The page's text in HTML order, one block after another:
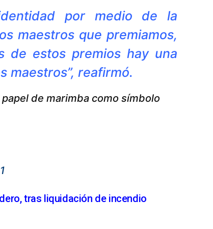
por medio de la
maestros que premiamos,
de estos premios hay una
maestros”, reafirmó.
de marimba como símbolo
tras liquidación de incendio